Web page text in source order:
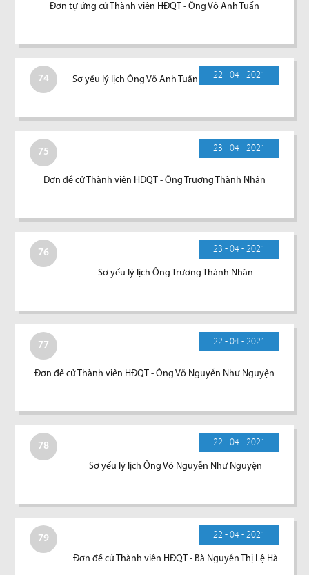
Đơn tự ứng cử Thành viên HĐQT - Ông Võ Anh Tuấn
74 22 - 04 - 2021
Sơ yếu lý lịch Ông Võ Anh Tuấn
75 23 - 04 - 2021
Đơn đề cử Thành viên HĐQT - Ông Trương Thành Nhân
76 23 - 04 - 2021
Sơ yếu lý lịch Ông Trương Thành Nhân
77 22 - 04 - 2021
Đơn đề cử Thành viên HĐQT - Ông Võ Nguyễn Như Nguyện
78 22 - 04 - 2021
Sơ yếu lý lịch Ông Võ Nguyễn Như Nguyện
79 22 - 04 - 2021
Đơn đề cử Thành viên HĐQT - Bà Nguyễn Thị Lệ Hà